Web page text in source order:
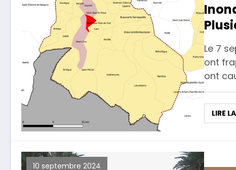
Le 7
ont
ont
LIRE
10 septembre 2024